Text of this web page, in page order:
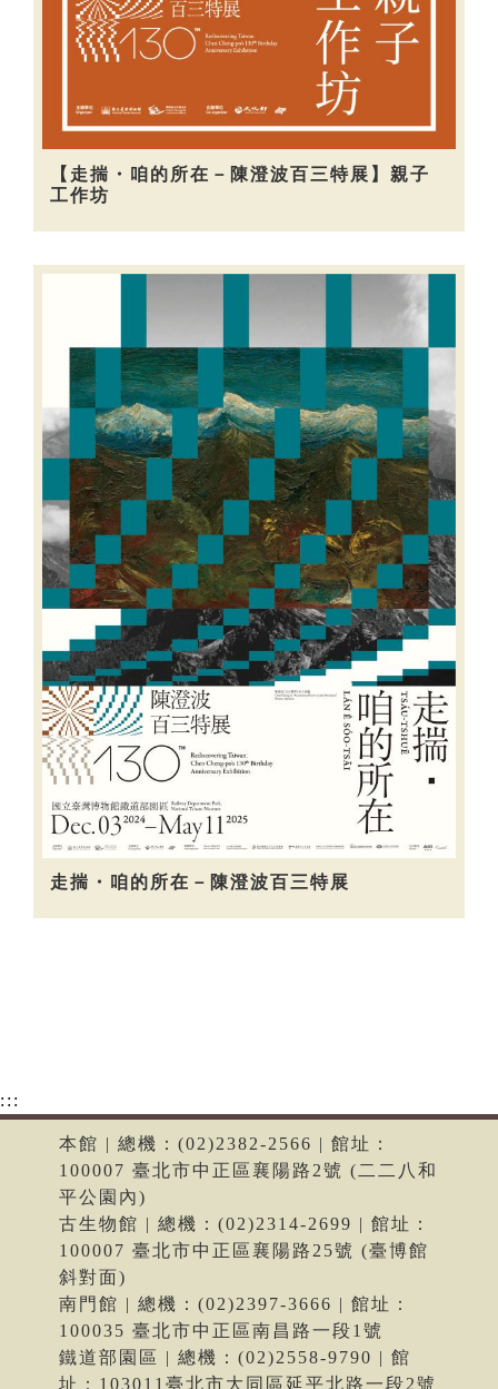
【走揣・咱的所在－陳澄波百三特展】親子
工作坊
走揣・咱的所在－陳澄波百三特展
:::
本館 | 總機：(02)2382-2566 | 館址：
100007 臺北市中正區襄陽路2號 (二二八和
平公園內)
古生物館 | 總機：(02)2314-2699 | 館址：
100007 臺北市中正區襄陽路25號 (臺博館
斜對面)
南門館 | 總機：(02)2397-3666 | 館址：
100035 臺北市中正區南昌路一段1號
鐵道部園區 | 總機：(02)2558-9790 | 館
址：103011臺北市大同區延平北路一段2號